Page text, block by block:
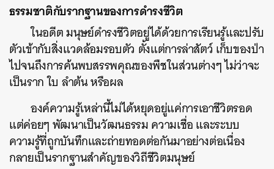
ธรรมชาติกับรากฐานของการดำรงชีวิต
ในอดีต มนุษย์ดำรงชีวิตอยู่ได้ด้วยการเรียนรู้และปรับ
ตัวเข้ากับสิ่งแวดล้อมรอบตัว ตั้งแต่การล่าสัตว์ เก็บของป่า
ไปจนถึงการค้นพบสรรพคุณของพืชในส่วนต่างๆ ไม่ว่าจะ
เป็นราก ใบ ลำต้น หรือผล
องค์ความรู้เหล่านี้ไม่ได้หยุดอยู่แค่การเอาชีวิตรอด
แต่ค่อยๆ พัฒนาเป็นวัฒนธรรม ความเชื่อ และระบบ
ความรู้ที่ถูกบันทึกและถ่ายทอดต่อกันมาอย่างต่อเนื่อง
กลายเป็นรากฐานสำคัญของวิถีชีวิตมนุษย์